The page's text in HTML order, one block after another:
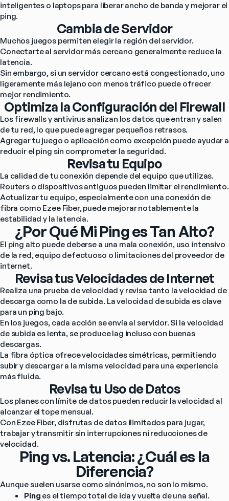
inteligentes o laptops para liberar ancho de banda y mejorar el
ping.
Cambia de Servidor
Muchos juegos permiten elegir la región del servidor.
Conectarte al servidor más cercano generalmente reduce la
latencia.
Sin embargo, si un servidor cercano está congestionado, uno
ligeramente más lejano con menos tráfico puede ofrecer
mejor rendimiento.
Optimiza la Configuración del Firewall
Los firewalls y antivirus analizan los datos que entran y salen
de tu red, lo que puede agregar pequeños retrasos.
Agregar tu juego o aplicación como excepción puede ayudar a
reducir el ping sin comprometer la seguridad.
Revisa tu Equipo
La calidad de tu conexión depende del equipo que utilizas.
Routers o dispositivos antiguos pueden limitar el rendimiento.
Actualizar tu equipo, especialmente con una conexión de
fibra como Ezee Fiber, puede mejorar notablemente la
estabilidad y la latencia.
¿Por Qué Mi Ping es Tan Alto?
El ping alto puede deberse a una mala conexión, uso intensivo
de la red, equipo defectuoso o limitaciones del proveedor de
internet.
Revisa tus Velocidades de Internet
Realiza una prueba de velocidad y revisa tanto la velocidad de
descarga como la de subida. La velocidad de subida es clave
para un ping bajo.
En los juegos, cada acción se envía al servidor. Si la velocidad
de subida es lenta, se produce lag incluso con buenas
descargas.
La fibra óptica ofrece velocidades simétricas, permitiendo
subir y descargar a la misma velocidad para una experiencia
más fluida.
Revisa tu Uso de Datos
Los planes con límite de datos pueden reducir la velocidad al
alcanzar el tope mensual.
Con Ezee Fiber, disfrutas de datos ilimitados para jugar,
trabajar y transmitir sin interrupciones ni reducciones de
velocidad.
Ping vs. Latencia: ¿Cuál es la
Diferencia?
Aunque suelen usarse como sinónimos, no son lo mismo.
Ping es el tiempo total de ida y vuelta de una señal.